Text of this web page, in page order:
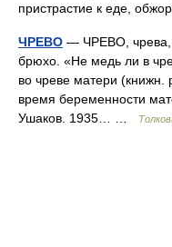
пристрастие к еде,
ЧРЕВО — ЧРЕВО, чрева,
брюхо. «Не медь ли в
во чреве матери
время беременности
Ушаков. 1935… …